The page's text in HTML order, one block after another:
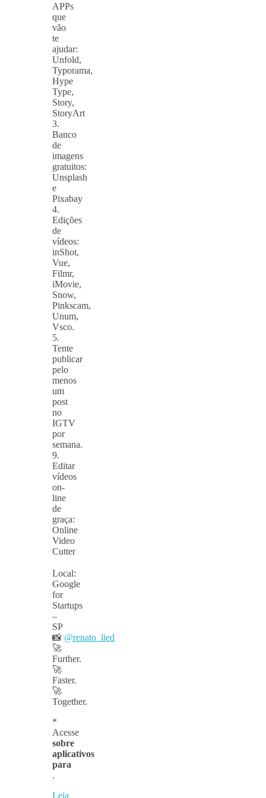
APPs
que
vão
te
ajudar:
Unfold,
Typorama,
Hype
Type,
Story,
StoryArt
3.
Banco
de
imagens
gratuitos:
Unsplash
e
Pixabay
4.
Edições
de
vídeos:
inShot,
Vue,
Filmr,
iMovie,
Snow,
Pinkscam,
Unum,
Vsco.
5.
Tente
publicar
pelo
menos
um
post
no
IGTV
por
semana.
9.
Editar
vídeos
on-
line
de
graça:
Online
Video
Cutter
Local:
Google
for
Startups
–
SP
📸 @renato_lied
🚀
Further.
🚀
Faster.
🚀
Together.
*
Acesse
sobre
aplicativos
para
.
Leia